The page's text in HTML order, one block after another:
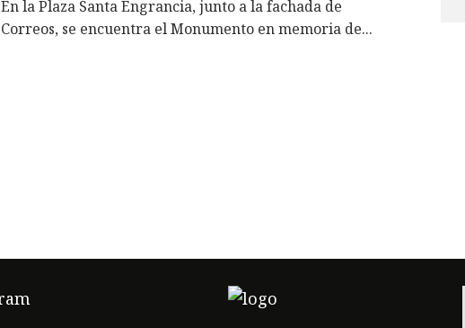
En la Plaza Santa Engrancia, junto a la fachada de
Correos, se encuentra el Monumento en memoria de...